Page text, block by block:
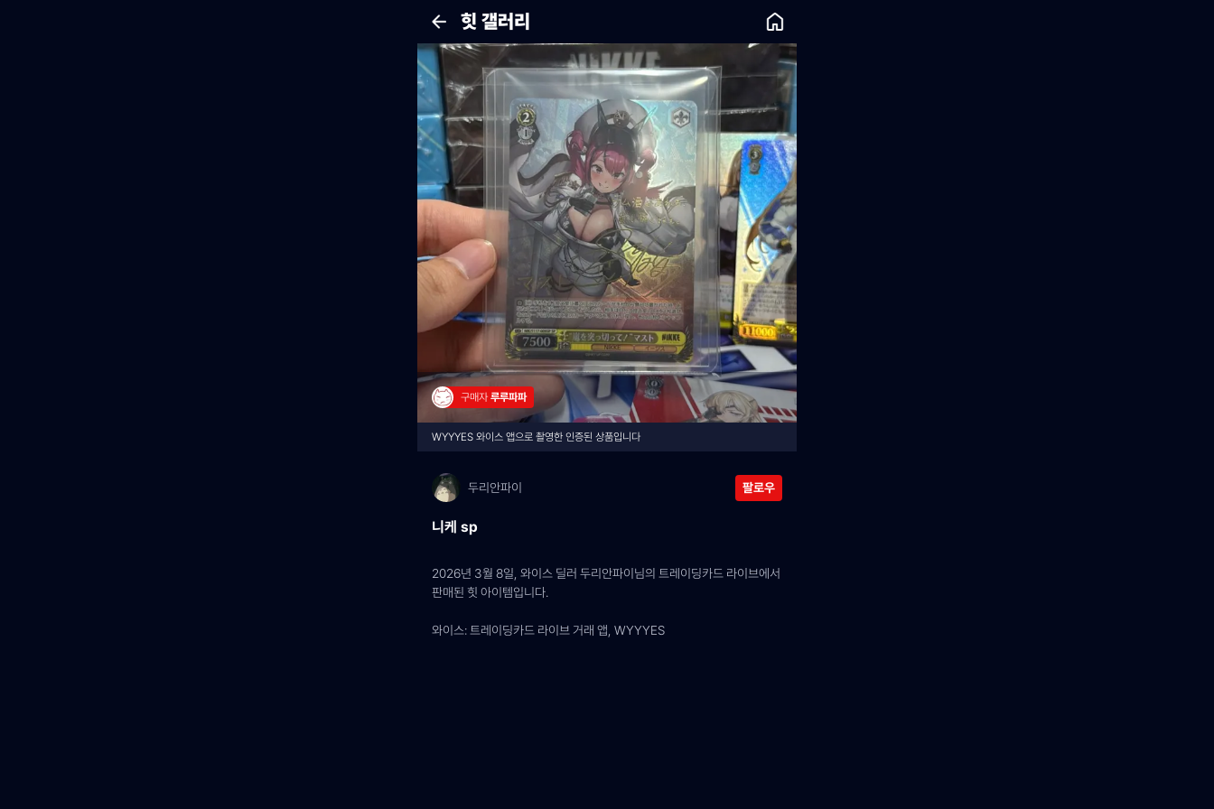
힛 갤러리
구매자 루루파파
WYYYES 와이스 앱으로 촬영한 인증된 상품입니다
두리안파이 팔로우
니케 sp
2026년 3월 8일, 와이스 딜러 두리안파이님의 트레이딩카드 라이브에서
판매된 힛 아이템입니다.
와이스: 트레이딩카드 라이브 거래 앱, WYYYES